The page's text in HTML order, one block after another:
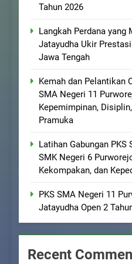
Tahun 2026
Langkah Perdana yang
Jatayudha Ukir
Jawa Tengah
Kemah dan Pelantikan
SMA Negeri 11
Kepemimpinan,
Pramuka
Latihan Gabungan
SMK Negeri 6
Kekompakan, dan
PKS SMA Negeri 11
Jatayudha Open 2
Recent